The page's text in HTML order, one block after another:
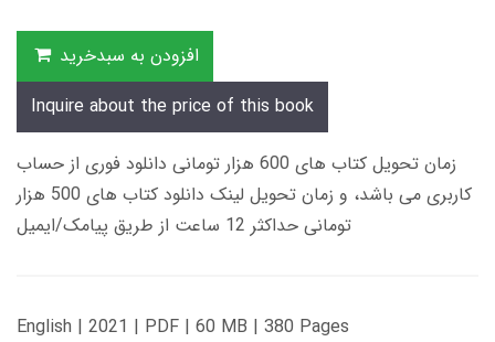
افزودن به سبدخرید
Inquire about the price of this book
زمان تحویل کتاب های 600 هزار تومانی دانلود فوری از حساب
کاربری می باشد، و زمان تحویل لینک دانلود کتاب های 500 هزار
تومانی حداکثر 12 ساعت از طریق پیامک/ایمیل
English | 2021 | PDF | 60 MB | 380 Pages